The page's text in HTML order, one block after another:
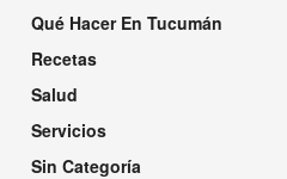
Qué Hacer En Tucumán
Recetas
Salud
Servicios
Sin Categoría